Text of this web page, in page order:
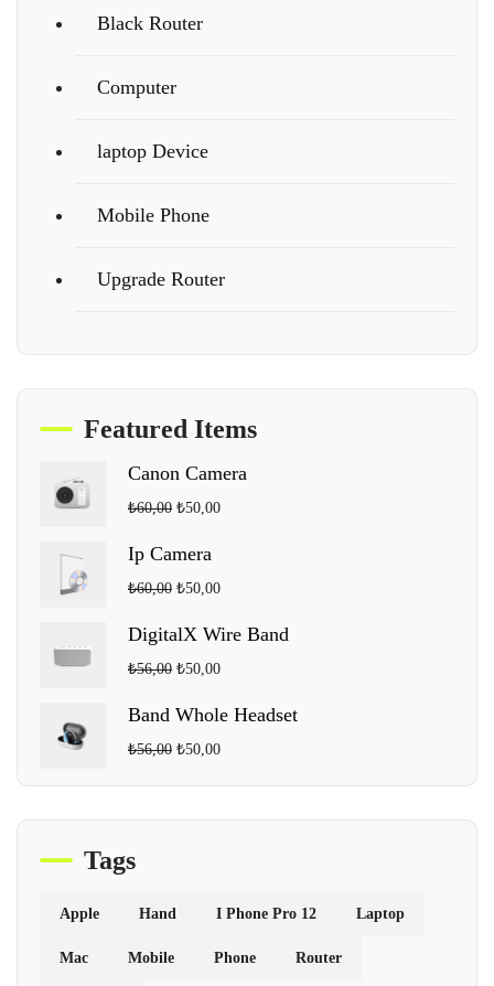
Black Router
Computer
laptop Device
Mobile Phone
Upgrade Router
Featured Items
Canon Camera
₺60,00 ₺50,00
Ip Camera
₺60,00 ₺50,00
DigitalX Wire Band
₺56,00 ₺50,00
Band Whole Headset
₺56,00 ₺50,00
Tags
Apple Hand I Phone Pro 12 Laptop
Mac Mobile Phone Router